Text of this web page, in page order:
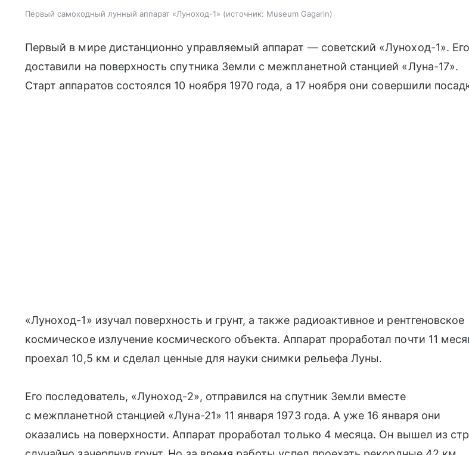
Первый самоходный лунный аппарат «Луноход-1» источник: Museum Gagarin
Первый в мире дистанционно управляемый аппарат — советский «Луноход-1». Его
доставили на поверхность спутника Земли с межпланетной станцией «Луна-17».
Старт аппаратов состоялся 10 ноября 1970 года, а 17 ноября они совершили
«Луноход-1» изучал поверхность и грунт, а также радиоактивное и рентгеновское
космическое излучение космического объекта. Аппарат проработал почти 11
проехал 10,5 км и сделал ценные для науки снимки рельефа Луны.
Его последователь, «Луноход-2», отправился на спутник Земли вместе
с межпланетной станцией «Луна-21» 11 января 1973 года. А уже 16 января они
оказались на поверхности. Аппарат проработал только 4 месяца. Он вышел из